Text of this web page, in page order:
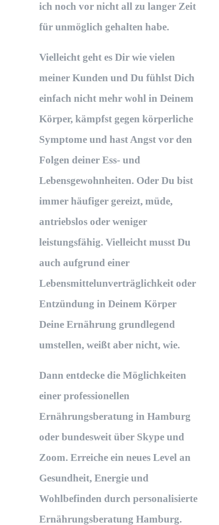
ich noch vor nicht all zu langer Zeit
für unmöglich gehalten habe.
Vielleicht geht es Dir wie vielen
meiner Kunden und Du fühlst Dich
einfach nicht mehr wohl in Deinem
Körper, kämpfst gegen körperliche
Symptome und hast Angst vor den
Folgen deiner Ess- und
Lebensgewohnheiten. Oder Du bist
immer häufiger gereizt, müde,
antriebslos oder weniger
leistungsfähig. Vielleicht musst Du
auch aufgrund einer
Lebensmittelunverträglichkeit oder
Entzündung in Deinem Körper
Deine Ernährung grundlegend
umstellen, weißt aber nicht, wie.
Dann entdecke die Möglichkeiten
einer professionellen
Ernährungsberatung in Hamburg
oder bundesweit über Skype und
Zoom. Erreiche ein neues Level an
Gesundheit, Energie und
Wohlbefinden durch personalisierte
Ernährungsberatung Hamburg.